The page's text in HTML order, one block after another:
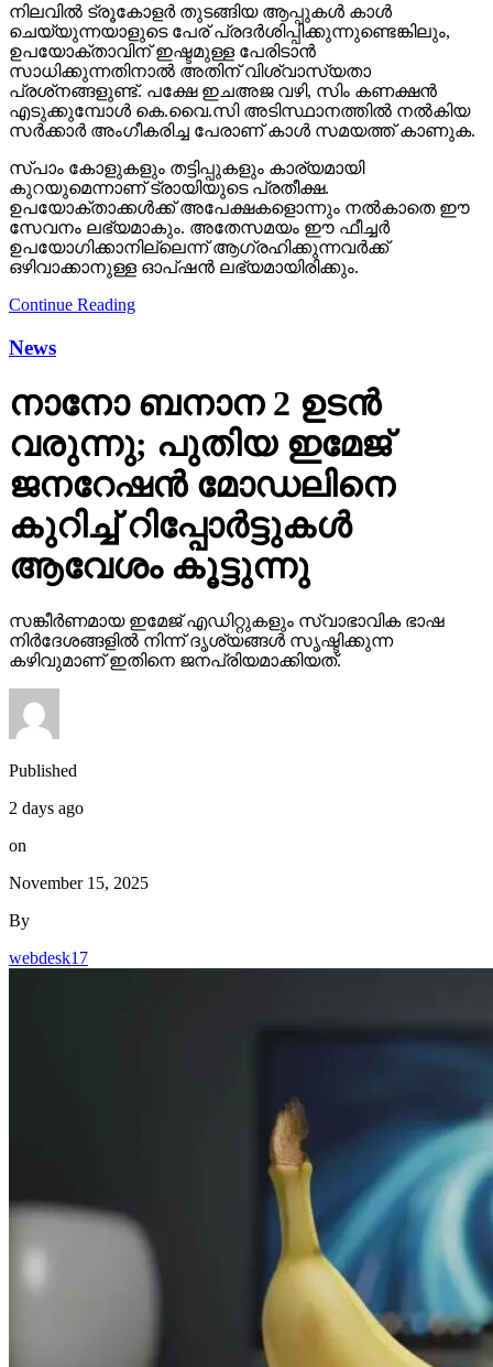
നിലവില്‍ ട്രൂകോളര്‍ തുടങ്ങിയ ആപ്പുകള്‍ കാള്‍
ചെയ്യുന്നയാളുടെ പേര് പ്രദര്‍ശിപ്പിക്കുന്നുണ്ടെങ്കിലും,
ഉപയോക്താവിന് ഇഷ്ടമുള്ള പേരിടാന്‍
സാധിക്കുന്നതിനാല്‍ അതിന് വിശ്വാസ്യതാ
പ്രശ്‌നങ്ങളുണ്ട്. പക്ഷേ ഇചഅജ വഴി, സിം കണക്ഷന്‍
എടുക്കുമ്പോള്‍ കെ.വൈ.സി അടിസ്ഥാനത്തില്‍ നല്‍കിയ
സര്‍ക്കാര്‍ അംഗീകരിച്ച പേരാണ് കാള്‍ സമയത്ത് കാണുക.
സ്പാം കോളുകളും തട്ടിപ്പുകളും കാര്യമായി
കുറയുമെന്നാണ് ട്രായിയുടെ പ്രതീക്ഷ.
ഉപയോക്താക്കള്‍ക്ക് അപേക്ഷകളൊന്നും നല്‍കാതെ ഈ
സേവനം ലഭ്യമാകും. അതേസമയം ഈ ഫീച്ചര്‍
ഉപയോഗിക്കാനില്ലെന്ന് ആഗ്രഹിക്കുന്നവര്‍ക്ക്
ഒഴിവാക്കാനുള്ള ഓപ്ഷന്‍ ലഭ്യമായിരിക്കും.
Continue Reading
News
നാനോ ബനാന 2 ഉടന്‍
വരുന്നു; പുതിയ ഇമേജ്
ജനറേഷന്‍ മോഡലിനെ
കുറിച്ച് റിപ്പോര്‍ട്ടുകള്‍
ആവേശം കൂട്ടുന്നു
സങ്കീര്‍ണമായ ഇമേജ് എഡിറ്റുകളും സ്വാഭാവിക ഭാഷ
നിര്‍ദേശങ്ങളില്‍ നിന്ന് ദൃശ്യങ്ങള്‍ സൃഷ്ടിക്കുന്ന
കഴിവുമാണ് ഇതിനെ ജനപ്രിയമാക്കിയത്.
Published
2 days ago
on
November 15, 2025
By
webdesk17